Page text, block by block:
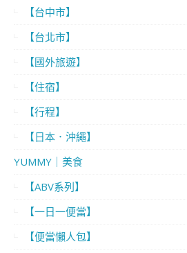
【台中市】
【台北市】
【國外旅遊】
【住宿】
【行程】
【日本．沖繩】
YUMMY｜美食
【ABV系列】
【一日一便當】
【便當懶人包】